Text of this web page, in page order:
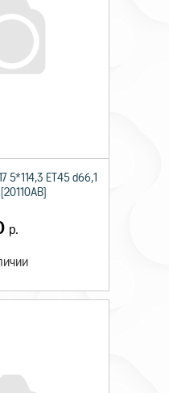
5*114,3 ET45 d66,1
р.